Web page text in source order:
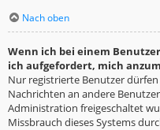
Nach oben
Wenn ich bei einem
ich aufgefordert, mich
Nur registrierte Benutzer
Nachrichten an andere
Administration freigeschaltet
Missbrauch dieses Systems